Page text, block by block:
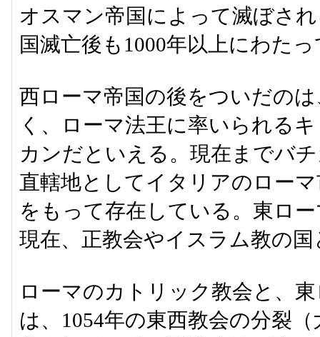
オスマン帝国によって滅ぼさ
国滅亡後も1000年以上にわた
西ローマ帝国の後をついだの
く、ローマ法王に率いられる
カンだといえる。現在までバ
直轄地としてイタリアのロー
をもって存在している。東ロ
現在、正教会やイスラム教の
ローマのカトリック教会と、
は、1054年の東西教会の分裂